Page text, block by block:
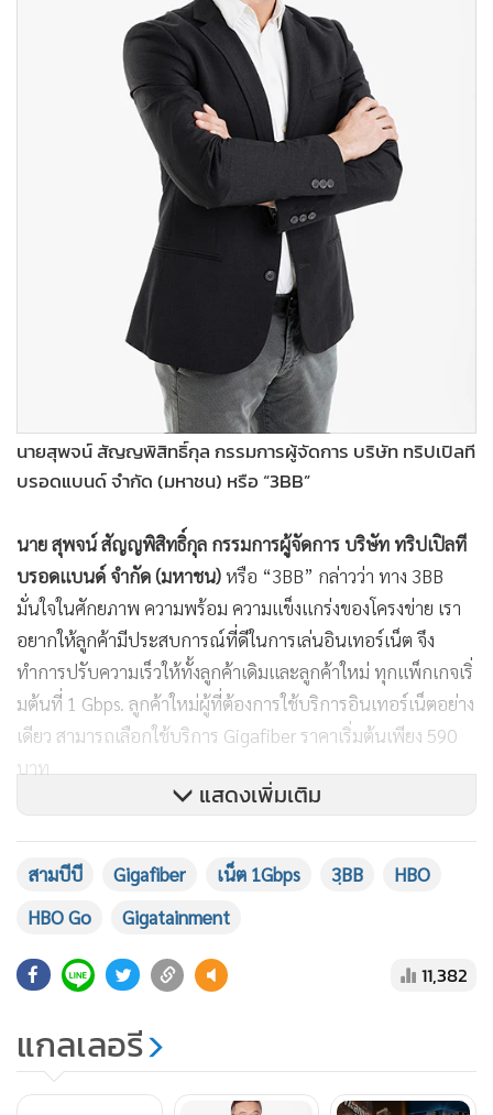
นายสุพจน์ สัญญพิสิทธิ์กุล กรรมการผู้จัดการ บริษัท ทริปเปิลที
บรอดแบนด์ จำกัด (มหาชน) หรือ “3BB”
นาย สุพจน์ สัญญพิสิทธิ์กุล กรรมการผู้จัดการ บริษัท ทริปเปิลที
บรอดแบนด์ จำกัด (มหาชน)หรือ “3BB” กล่าวว่า ทาง 3BB
มั่นใจในศักยภาพ ความพร้อม ความแข็งแกร่งของโครงข่าย เรา
อยากให้ลูกค้ามีประสบการณ์ที่ดีในการเล่นอินเทอร์เน็ต จึง
ทำการปรับความเร็วให้ทั้งลูกค้าเดิมและลูกค้าใหม่ ทุกแพ็กเกจเริ่
มต้นที่ 1 Gbps. ลูกค้าใหม่ผู้ที่ต้องการใช้บริการอินเทอร์เน็ตอย่าง
เดียว สามารถเลือกใช้บริการ Gigafiber ราคาเริ่มต้นเพียง 590
บาท
ด้านคอนเทนต์ระดับโลก เปิดบริการ HBO GO เป็นครั้งแรกใน
3BB เท่านั้น โดยสามารถเลือกรับชม HBO GO ได้ทั้งบริการวิดีโอ
ออนดีมานด์ ดูหนังและซีรีส์ได้ตามชอบใจ และสามารถเลือกดู
รายการทีวีช่องของ HBO ผ่านจอมือถือหรือ PC ได้ทุกที่ ทุกเวลา
ไปสู่แพ็กเกจพิเศษที่รวบรวมความบันเทิงที่หลากหลายไว้ให้
ลูกค้าในชื่อ Gigatainment
แสดงเพิ่มเติม
สามบีบี Gigafiber เน็ต 1Gbps 3ฺBB
HBO
HBO Go
Gigatainment
11,382
แกลเลอรี